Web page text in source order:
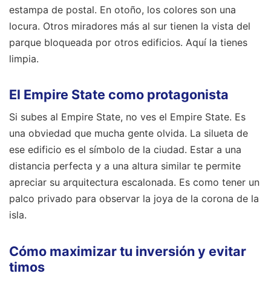
estampa de postal. En otoño, los colores son una
locura. Otros miradores más al sur tienen la vista del
parque bloqueada por otros edificios. Aquí la tienes
limpia.
El Empire State como protagonista
Si subes al Empire State, no ves el Empire State. Es
una obviedad que mucha gente olvida. La silueta de
ese edificio es el símbolo de la ciudad. Estar a una
distancia perfecta y a una altura similar te permite
apreciar su arquitectura escalonada. Es como tener un
palco privado para observar la joya de la corona de la
isla.
Cómo maximizar tu inversión y evitar
timos